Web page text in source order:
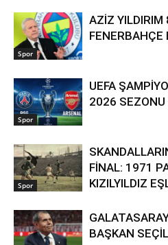
Spor
AZİZ YILDIRIM
FENERBAHÇE
Spor
UEFA
2026 SEZONU
Spor
FİNAL: 1971
KIZILYILDIZ
BAŞKAN